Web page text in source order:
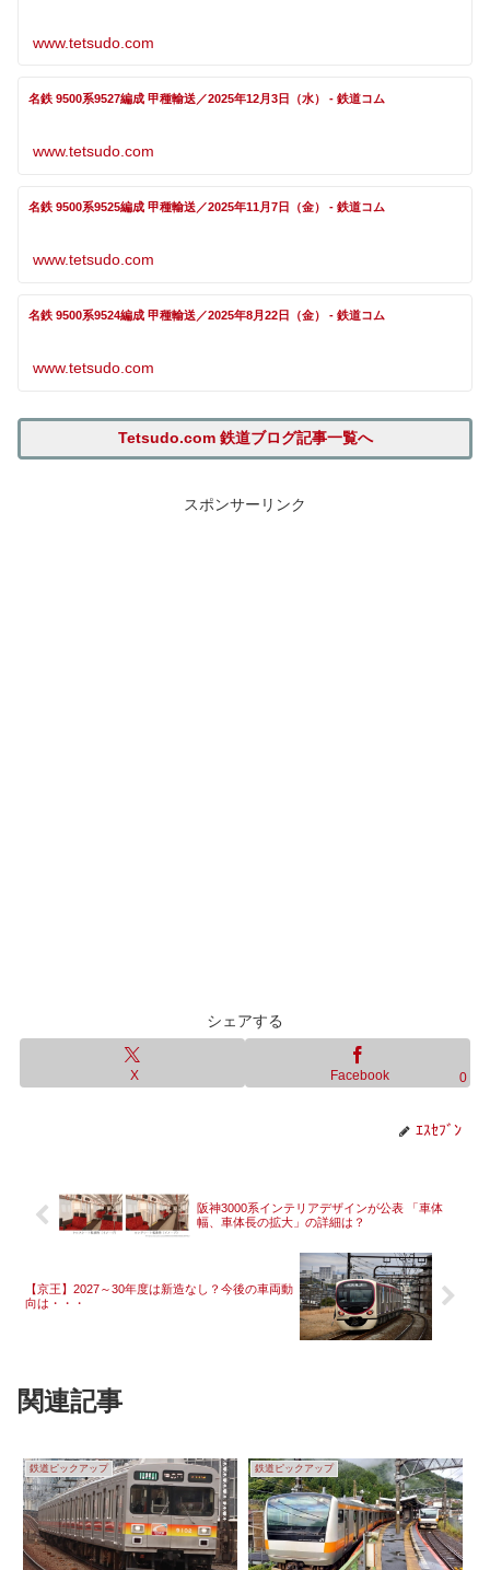
www.tetsudo.com
名鉄 9500系9527編成 甲種輸送／2025年12月3日（水） - 鉄道コム
www.tetsudo.com
名鉄 9500系9525編成 甲種輸送／2025年11月7日（金） - 鉄道コム
www.tetsudo.com
名鉄 9500系9524編成 甲種輸送／2025年8月22日（金） - 鉄道コム
www.tetsudo.com
Tetsudo.com 鉄道ブログ記事一覧へ
スポンサーリンク
シェアする
X Facebook 0
ｴｽｾﾌﾞﾝ
阪神3000系インテリアデザインが公表 「車体
幅、車体長の拡大」の詳細は？
【京王】2027～30年度は新造なし？今後の車両動
向は・・・
関連記事
鉄道ピックアップ 鉄道ピックアップ